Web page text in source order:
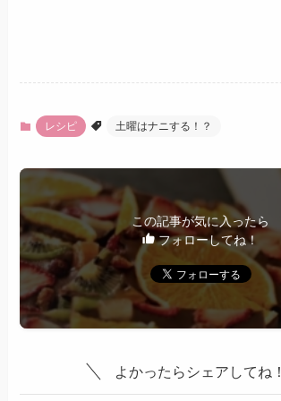
レシピ 土曜はナニする！？
この記事が気に入ったら
フォローしてね！
よかったらシェアしてね！